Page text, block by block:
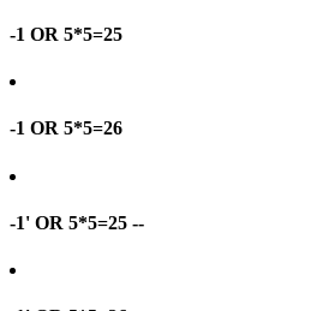
-1 OR 5*5=25
-1 OR 5*5=26
-1' OR 5*5=25 --